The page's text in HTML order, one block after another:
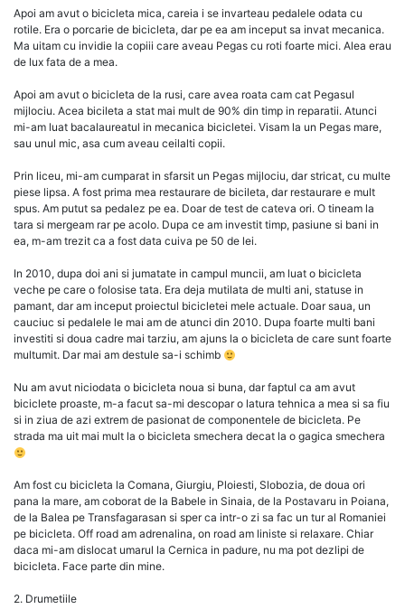
scris
pe
19
Apoi am avut o bicicleta mica, careia i se invarteau pedalele odata cu
rotile. Era o porcarie de bicicleta, dar pe ea am inceput sa invat mecanica.
Ma uitam cu invidie la copiii care aveau Pegas cu roti foarte mici. Alea erau
de lux fata de a mea.
Apoi am avut o bicicleta de la rusi, care avea roata cam cat Pegasul
mijlociu. Acea bicileta a stat mai mult de 90% din timp in reparatii. Atunci
mi-am luat bacalaureatul in mecanica bicicletei. Visam la un Pegas mare,
sau unul mic, asa cum aveau ceilalti copii.
Prin liceu, mi-am cumparat in sfarsit un Pegas mijlociu, dar stricat, cu multe
piese lipsa. A fost prima mea restaurare de bicileta, dar restaurare e mult
spus. Am putut sa pedalez pe ea. Doar de test de cateva ori. O tineam la
tara si mergeam rar pe acolo. Dupa ce am investit timp, pasiune si bani in
ea, m-am trezit ca a fost data cuiva pe 50 de lei.
In 2010, dupa doi ani si jumatate in campul muncii, am luat o bicicleta
veche pe care o folosise tata. Era deja mutilata de multi ani, statuse in
pamant, dar am inceput proiectul bicicletei mele actuale. Doar saua, un
cauciuc si pedalele le mai am de atunci din 2010. Dupa foarte multi bani
investiti si doua cadre mai tarziu, am ajuns la o bicicleta de care sunt foarte
multumit. Dar mai am destule sa-i schimb
Nu am avut niciodata o bicicleta noua si buna, dar faptul ca am avut
biciclete proaste, m-a facut sa-mi descopar o latura tehnica a mea si sa fiu
si in ziua de azi extrem de pasionat de componentele de bicicleta. Pe
strada ma uit mai mult la o bicicleta smechera decat la o gagica smechera
Am fost cu bicicleta la Comana, Giurgiu, Ploiesti, Slobozia, de doua ori
pana la mare, am coborat de la Babele in Sinaia, de la Postavaru in Poiana,
de la Balea pe Transfagarasan si sper ca intr-o zi sa fac un tur al Romaniei
pe bicicleta. Off road am adrenalina, on road am liniste si relaxare. Chiar
daca mi-am dislocat umarul la Cernica in padure, nu ma pot dezlipi de
bicicleta. Face parte din mine.
2. Drumetiile